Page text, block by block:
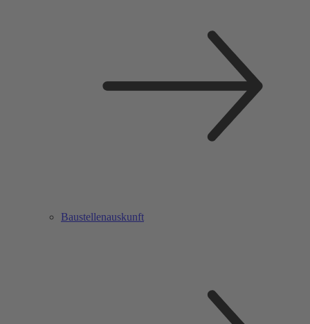
Baustellenauskunft